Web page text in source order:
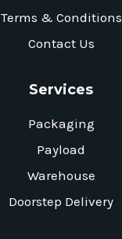
Terms & Conditions
Contact Us
Services
Packaging
Payload
Warehouse
Doorstep Delivery